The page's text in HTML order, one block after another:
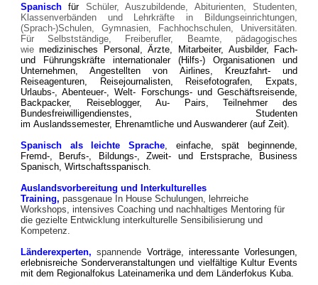
Spanischfür Schüler, Auszubildende, Abiturienten, Studenten,
Klassenverbänden und Lehrkräfte in Bildungseinrichtungen,
(Sprach-)Schulen, Gymnasien, Fachhochschulen, Universitäten.
Für Selbstständige, Freiberufler, Beamte, pädagogisches
wiemedizinisches Personal, Ärzte, Mitarbeiter, Ausbilder, Fach-
und Führungskräfte internationaler (Hilfs-) Organisationen und
Unternehmen, Angestellten von Airlines, Kreuzfahrt- und
Reiseagenturen, Reisejournalisten, Reisefotografen, Expats,
Urlaubs-, Abenteuer-, Welt- Forschungs- und Geschäftsreisende,
Backpacker, Reiseblogger, Au- Pairs, Teilnehmer des
Bundesfreiwilligendienstes, Studenten
im Auslandssemester, Ehrenamtliche und Auswanderer (auf Zeit).
Spanisch als leichte Sprache , einfache, spät beginnende,
Fremd-, Berufs-, Bildungs-, Zweit- und Erstsprache, Business
Spanisch, Wirtschaftsspanisch.
Auslandsvorbereitung und Interkulturelles
Training, passgenaue In House Schulungen, lehrreiche
Workshops, intensives Coaching und nachhaltiges Mentoring für
die gezielte Entwicklung interkulturelle Sensibilisierung und
Kompetenz.
Länderexperten,spannende Vorträge, interessante Vorlesungen,
erlebnisreiche Sonderveranstaltungen und vielfältige Kultur Events
mit dem Regionalfokus Lateinamerika und dem Länderfokus Kuba.